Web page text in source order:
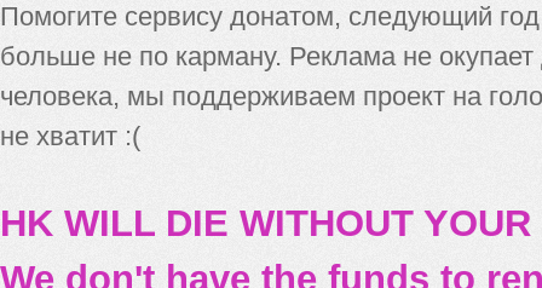
Помогите сервису донатом, следующий
больше не по карману. Реклама не
человека, мы поддерживаем проект на
не хватит :(
HK WILL DIE WITHOUT
We don't have the funds to